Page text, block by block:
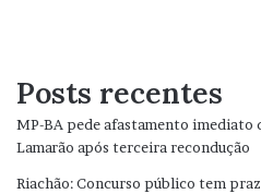
Posts recentes
MP-BA pede afastamento imediato
Lamarão após terceira recondução
Riachão: Concurso público tem